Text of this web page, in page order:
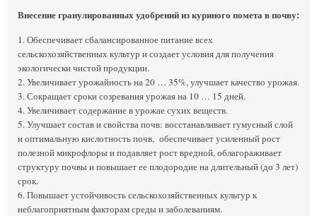
Внесение гранулированных удобрений из куриного помета в почву:
1. Обеспечивает сбалансированное питание всех
сельскохозяйственных культур и создает условия для получения
экологически чистой продукции.
2. Увеличивает урожайность на 20 … 35%, улучшает качество урожая.
3. Сокращает сроки созревания урожая на 10 … 15 дней.
4. Увеличивает содержание в урожае сухих веществ.
5. Улучшает состав и свойства почв: восстанавливает гумусный слой
и оптимальную кислотность почв, обеспечивает усиленный рост
полезной микрофлоры и подавляет рост вредной, облагораживает
структуру почвы и повышает ее плодородие на длительный (до 3 лет)
срок.
6. Повышает устойчивость сельскохозяйственных культур к
неблагоприятным факторам среды и заболеваниям.